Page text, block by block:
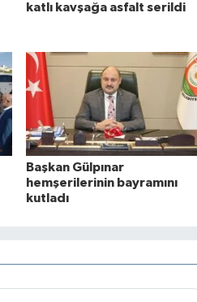
katlı kavşağa asfalt serildi
Başkan Gülpınar
hemşerilerinin bayramını
kutladı